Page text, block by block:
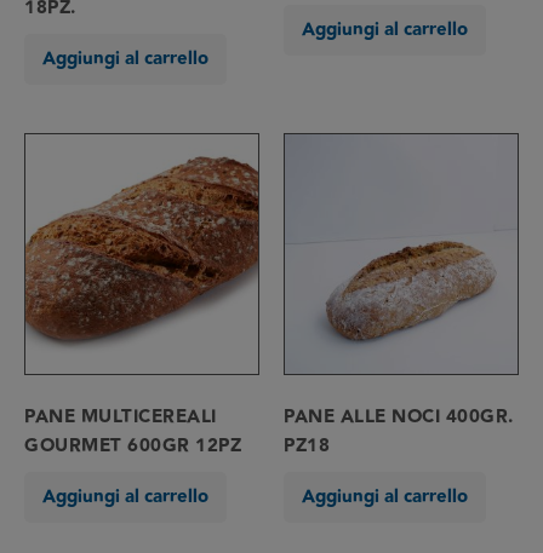
18PZ.
Aggiungi al carrello
Aggiungi al carrello
PANE MULTICEREALI
GOURMET 600GR 12PZ
Aggiungi al carrello
PANE ALLE NOCI 400GR.
PZ18
Aggiungi al carrello